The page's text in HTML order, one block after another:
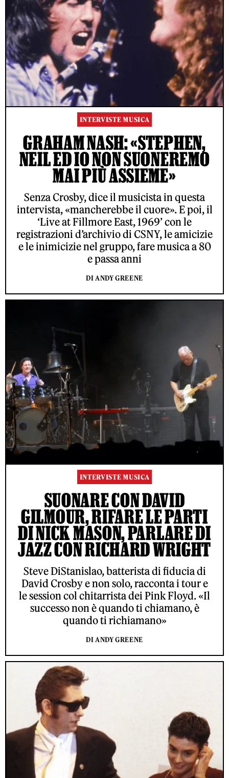
INTERVISTE MUSICA
GRAHAM NASH: «STEPHEN,
NEIL ED IO NON SUONEREMO
MAI PIÙ ASSIEME»
Senza Crosby, dice il musicista in questa
intervista, «mancherebbe il cuore». E poi, il
‘Live at Fillmore East, 1969’ con le
registrazioni d’archivio di CSNY, le amicizie
e le inimicizie nel gruppo, fare musica a 80
e passa anni
DI ANDY GREENE
INTERVISTE MUSICA
SUONARE CON DAVID
GILMOUR, RIFARE LE PARTI
DI NICK MASON, PARLARE DI
JAZZ CON RICHARD WRIGHT
Steve DiStanislao, batterista di fiducia di
David Crosby e non solo, racconta i tour e
le session col chitarrista dei Pink Floyd. «Il
successo non è quando ti chiamano, è
quando ti richiamano»
DI ANDY GREENE